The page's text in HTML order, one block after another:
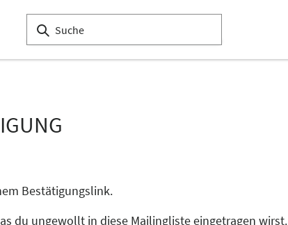
Bestätigungslink.
du ungewollt in diese Mailingliste eingetragen wirst.